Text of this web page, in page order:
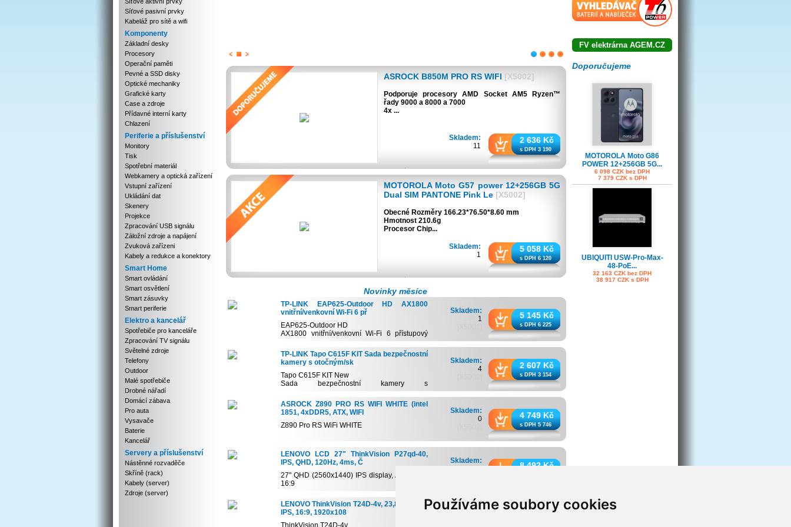
Používáme soubory cookies
Síťové pasivní prvky
Kabeláž pro sítě a wifi
Komponenty
Základní desky
Procesory
Operační paměti
Pevné a SSD disky
Optické mechaniky
Grafické karty
Case a zdroje
Přídavné interní karty
Chlazení
Periferie a příslušenství
Monitory
Tisk
Spotřební materiál
Webkamery a optická zařízení
Vstupní zařízení
Ukládání dat
Skenery
Projekce
Zpracování USB signálu
Záložní zdroje a napájení
Zvuková zařízeni
Kabely a redukce a konektory
Smart Home
Smart ovládání
Smart osvětlení
Smart zásuvky
Smart periferie
Elektro a kancelář
Spotřebiče pro kanceláře
Zpracování TV signálu
Světelné zdroje
Telefony
Outdoor
Malé spotřebiče
Drobné nářadí
Domácí zábava
Pro auta
Vysavače
Baterie
Kancelář
Servery a příslušenství
Nástěnné rozvaděče
Skříně (rack)
Kabely (server)
Zdroje (server)
Previous
Next
Stop 1 2 3 4
ASROCK B850M PRO RS WIFI [X5002]
Podporuje procesory AMD Socket AM5 Ryzen™
řady 9000 a 8000 a 7000
4x ...
Skladem:
11
2 636 Kč
s DPH 3 190
MOTOROLA Moto G57 power 12+256GB 5G
Dual SIM PANTONE Pink Le [X5002]
Obecné Rozměry 166.23*76.50*8.60 mm
Hmotnost 210.6g
Procesor Chip...
Skladem:
1
5 058 Kč
s DPH 6 120
Novinky měsíce
TP-LINK EAP625-Outdoor HD AX1800
vnitřní/venkovní Wi-Fi 6 př
EAP625-Outdoor HD
AX1800 vnitřní/venkovní Wi-Fi 6 přístupový
Wi...
Skladem:
1
5 145 Kč
s DPH 6 225
TP-LINK Tapo C615F KIT Sada bezpečnostní
kamery s otočným/sk
Tapo C615F KIT New
Sada bezpečnostní kamery s
Skladem:
4
2 607 Kč
s DPH 3 154
ASROCK Z890 PRO RS WIFI WHITE (intel
1851, 4xDDR5, ATX, WIFI
Z890 Pro RS WiFi WHITE
Podporuje procesory Intel® Core ™ Ultra (řa...
Skladem:
0
4 749 Kč
s DPH 5 746
LENOVO LCD 27" ThinkVision P27qd-40,
IPS, QHD, 120Hz, 4ms, Č
27" QHD (2560x1440) IPS display, Anti-glare,
16:9
Skladem:
8 492 Kč
LENOVO ThinkVision T24D-4v, 23,8", WLED,
IPS, 16:9, 1920x108
ThinkVision T24D-4v
Skladem:
6 192 Kč
FV elektrárna AGEM.CZ
Doporučujeme
MOTOROLA Moto G86
POWER 12+256GB 5G...
6 098 CZK bez DPH
7 379 CZK s DPH
UBIQUITI USW-Pro-Max-
48-PoE...
32 163 CZK bez DPH
38 917 CZK s DPH